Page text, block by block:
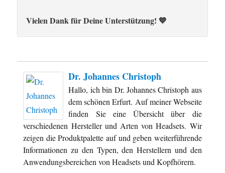
Vielen Dank für Deine Unterstützung! 💙
Dr. Johannes Christoph
Hallo, ich bin Dr. Johannes Christoph aus
dem schönen Erfurt. Auf meiner Webseite
finden Sie eine Übersicht über die
verschiedenen Hersteller und Arten von Headsets. Wir
zeigen die Produktpalette auf und geben weiterführende
Informationen zu den Typen, den Herstellern und den
Anwendungsbereichen von Headsets und Kopfhörern.